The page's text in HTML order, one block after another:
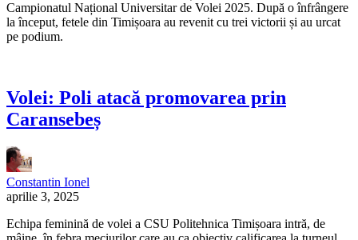
Campionatul Național Universitar de Volei 2025. După o înfrângere
la început, fetele din Timișoara au revenit cu trei victorii și au urcat
pe podium.
Volei: Poli atacă promovarea prin
Caransebeș
Constantin Ionel
aprilie 3, 2025
Echipa feminină de volei a CSU Politehnica Timișoara intră, de